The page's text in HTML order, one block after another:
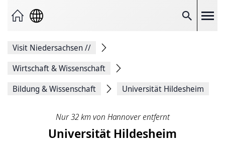
Suche
Facebook
teilen
Seitenlink
Visit Niedersachsen//
Wirtschaft & Wissenschaft
Bildung & Wissenschaft
Universität Hildesheim
Nur 32 km von Hannover entfernt
Universität Hildesheim